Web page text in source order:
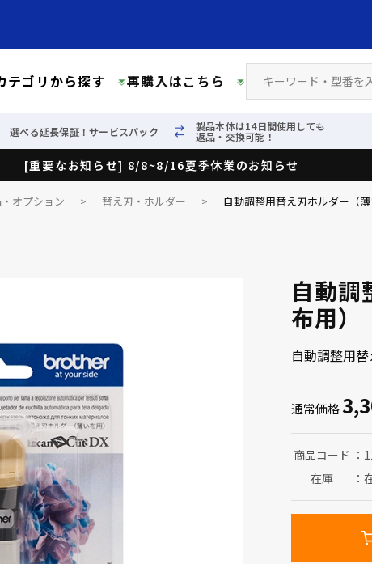
テゴリから探す 再購入はこちら
選べる延長保証！サービスパック 製品本体は14日間使用しても
返品・交換可能！
[重要なお知らせ] 8/8~8/16夏季休業のお知らせ
オプション > 替え刃・ホルダー > 自動調整用替え刃ホルダー（薄
自動調
布用）
自動調整用替
通常価格
商品コード
在庫